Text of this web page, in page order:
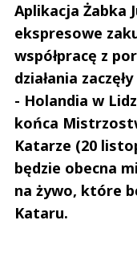
Aplikacja Żabka
ekspresowe
współpracę z
działania
- Holandia w
końca
Katarze (20
będzie obecna
na żywo, które
Kataru.